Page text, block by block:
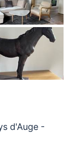
d'Auge -